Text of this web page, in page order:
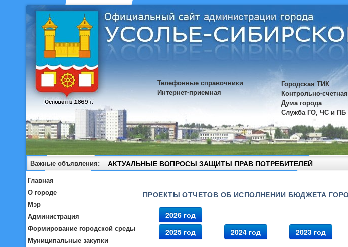
Телефонные справочники
Интернет-приемная
Городская ТИК
Контрольно-
Дума города
Служба ГО, ЧС и ПБ
Важные объявления: АКТУАЛЬНЫЕ ВОПРОСЫ ЗАЩИТЫ ПРАВ ПОТРЕБИТЕЛЕЙ
Главная
О городе
Мэр
Администрация
Формирование городской среды
Муниципальные закупки
ПРОЕКТЫ ОТЧЕТОВ ОБ ИСПОЛНЕНИИ БЮДЖЕТА
2026 год
2025 год
2024 год 2023 год